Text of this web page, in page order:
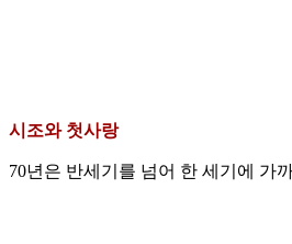
시조와 첫사랑
70년은 반세기를 넘어 한 세기에 가